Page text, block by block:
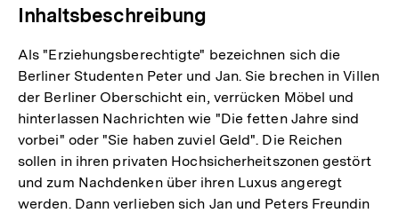
Inhaltsbeschreibung
Als "Erziehungsberechtigte" bezeichnen sich die
Berliner Studenten Peter und Jan. Sie brechen in Villen
der Berliner Oberschicht ein, verrücken Möbel und
hinterlassen Nachrichten wie "Die fetten Jahre sind
vorbei" oder "Sie haben zuviel Geld". Die Reichen
sollen in ihren privaten Hochsicherheitszonen gestört
und zum Nachdenken über ihren Luxus angeregt
werden. Dann verlieben sich Jan und Peters Freundin